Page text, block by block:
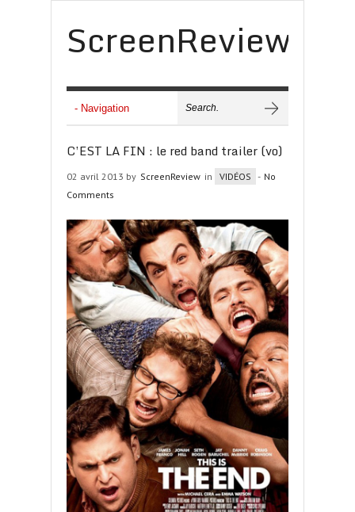
ScreenReview
C’EST LA FIN : le red band trailer (vo)
02 avril 2013 by ScreenReview in VIDÉOS - No
Comments